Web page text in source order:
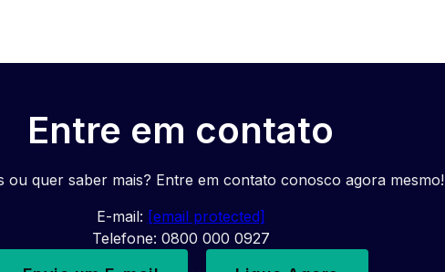
Entre em contato
ou quer saber mais? Entre em contato conosco agora mesmo!
E-mail: [email protected]
Telefone: 0800 000 0927